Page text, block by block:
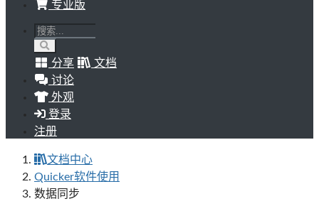
专业版
分享
文档
讨论
外观
登录
注册
文档中心
Quicker软件使用
数据同步